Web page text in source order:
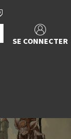
SE CONNECTER